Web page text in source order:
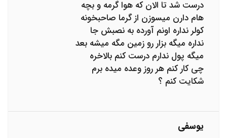
درست شد تا الان که هوا گرمه و بچه
هام دارن میسوزن از گرما صاحبخونه
کولر نداره اونم آورده به نصبش جا
نداره میگه بزار رو زمین مگه میشه بعد
میگه پول ندارم درست کنم بالاخره
چی کار کنم هر روز وعده میده برم
شکایت کنم ؟
یوسفی